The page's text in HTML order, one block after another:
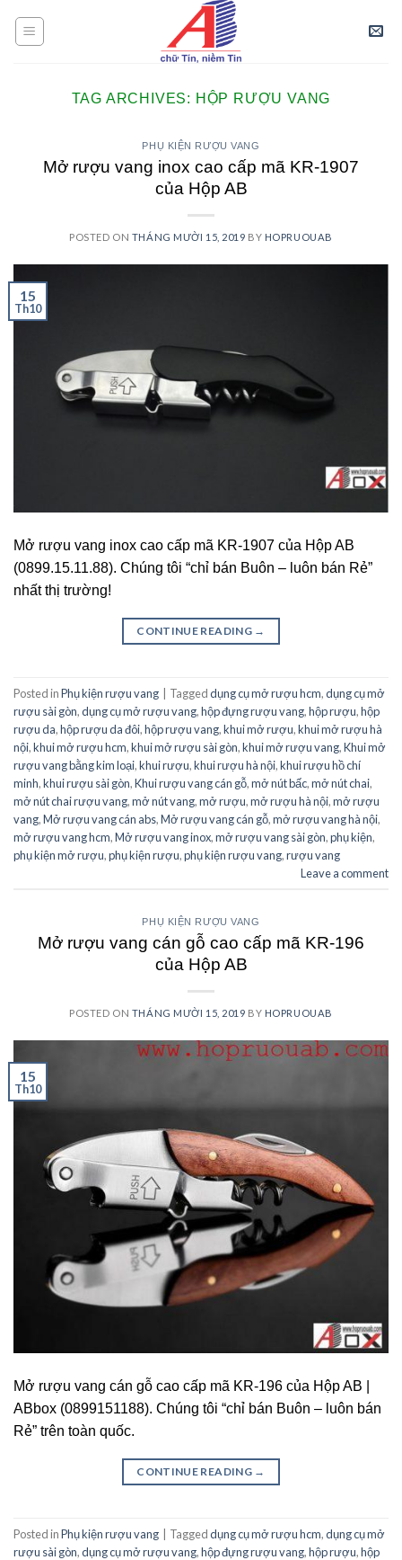
TAG ARCHIVES: HỘP RƯỢU VANG
PHỤ KIỆN RƯỢU VANG
Mở rượu vang inox cao cấp mã KR-1907
của Hộp AB
POSTED ON THÁNG MƯỜI 15, 2019 BY HOPRUOUAB
15
Th10
Mở rượu vang inox cao cấp mã KR-1907 của Hộp AB
(0899.15.11.88). Chúng tôi “chỉ bán Buôn – luôn bán Rẻ”
nhất thị trường!
CONTINUE READING →
Posted inPhụ kiện rượu vang Taggeddụng cụ mở rượu hcm,dụng cụ mở
rượu sài gòn,dụng cụ mở rượu vang,hộp đựng rượu vang,hộp rượu,hộp
rượu da,hộp rượu da đôi,hộp rượu vang,khui mở rượu,khui mở rượu hà
nội,khui mở rượu hcm,khui mở rượu sài gòn,khui mở rượu vang,Khui mở
rượu vang bằng kim loại,khui rượu,khui rượu hà nội,khui rượu hồ chí
minh,khui rượu sài gòn,Khui rượu vang cán gỗ,mở nút bấc,mở nút chai,
mở nút chai rượu vang,mở nút vang,mở rượu,mở rượu hà nội,mở rượu
vang,Mở rượu vang cán abs,Mở rượu vang cán gỗ,mở rượu vang hà nội,
mở rượu vang hcm,Mở rượu vang inox,mở rượu vang sài gòn,phụ kiện,
phụ kiện mở rượu,phụ kiện rượu,phụ kiện rượu vang,rượu vang
Leave a comment
PHỤ KIỆN RƯỢU VANG
Mở rượu vang cán gỗ cao cấp mã KR-196
của Hộp AB
POSTED ON THÁNG MƯỜI 15, 2019 BY HOPRUOUAB
15
Th10
Mở rượu vang cán gỗ cao cấp mã KR-196 của Hộp AB |
ABbox (0899151188). Chúng tôi “chỉ bán Buôn – luôn bán
Rẻ” trên toàn quốc.
CONTINUE READING →
Posted inPhụ kiện rượu vang Taggeddụng cụ mở rượu hcm,dụng cụ mở
rượu sài gòn,dụng cụ mở rượu vang,hộp đựng rượu vang,hộp rượu,hộp